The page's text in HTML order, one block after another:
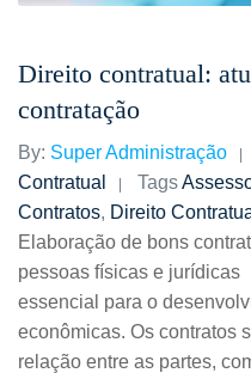
Direito contratual:
contratação
By: Super Administração
Contratual
Tags
Contratos, Direito
Elaboração de bons
pessoas físicas e
essencial para o
econômicas. Os contratos
relação entre as partes,